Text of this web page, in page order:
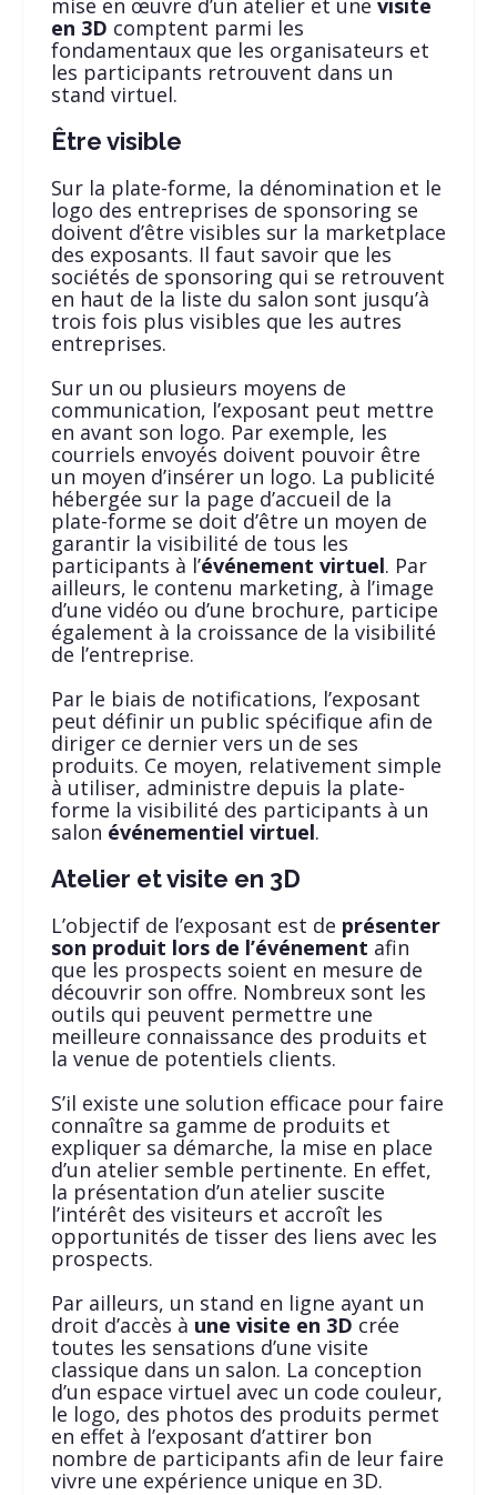
mise en œuvre d’un atelier et une visite
en 3D comptent parmi les
fondamentaux que les organisateurs et
les participants retrouvent dans un
stand virtuel.
Être visible
Sur la plate-forme, la dénomination et le
logo des entreprises de sponsoring se
doivent d’être visibles sur la marketplace
des exposants. Il faut savoir que les
sociétés de sponsoring qui se retrouvent
en haut de la liste du salon sont jusqu’à
trois fois plus visibles que les autres
entreprises.
Sur un ou plusieurs moyens de
communication, l’exposant peut mettre
en avant son logo. Par exemple, les
courriels envoyés doivent pouvoir être
un moyen d’insérer un logo. La publicité
hébergée sur la page d’accueil de la
plate-forme se doit d’être un moyen de
garantir la visibilité de tous les
participants à l’événement virtuel. Par
ailleurs, le contenu marketing, à l’image
d’une vidéo ou d’une brochure, participe
également à la croissance de la visibilité
de l’entreprise.
Par le biais de notifications, l’exposant
peut définir un public spécifique afin de
diriger ce dernier vers un de ses
produits. Ce moyen, relativement simple
à utiliser, administre depuis la plate-
forme la visibilité des participants à un
salon événementiel virtuel.
Atelier et visite en 3D
L’objectif de l’exposant est de présenter
son produit lors de l’événement afin
que les prospects soient en mesure de
découvrir son offre. Nombreux sont les
outils qui peuvent permettre une
meilleure connaissance des produits et
la venue de potentiels clients.
S’il existe une solution efficace pour faire
connaître sa gamme de produits et
expliquer sa démarche, la mise en place
d’un atelier semble pertinente. En effet,
la présentation d’un atelier suscite
l’intérêt des visiteurs et accroît les
opportunités de tisser des liens avec les
prospects.
Par ailleurs, un stand en ligne ayant un
droit d’accès à une visite en 3D crée
toutes les sensations d’une visite
classique dans un salon. La conception
d’un espace virtuel avec un code couleur,
le logo, des photos des produits permet
en effet à l’exposant d’attirer bon
nombre de participants afin de leur faire
vivre une expérience unique en 3D.